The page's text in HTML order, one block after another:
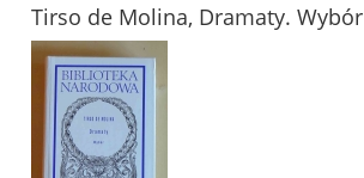
Tirso de Molina, Dramaty. Wybór